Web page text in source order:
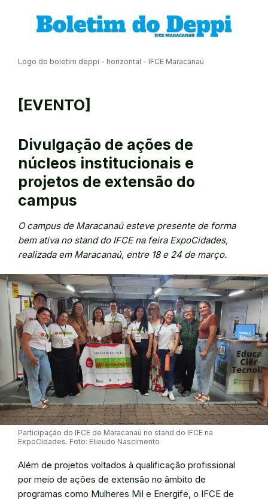
Logo do boletim deppi - horizontal - IFCE Maracanaú
[EVENTO]
Divulgação de ações de
núcleos institucionais e
projetos de extensão do
campus
O campus de Maracanaú esteve presente de forma
bem ativa no stand do IFCE na feira ExpoCidades,
realizada em Maracanaú, entre 18 e 24 de março.
Participação do IFCE de Maracanaú no stand do IFCE na
ExpoCidades. Foto: Elieudo Nascimento
Além de projetos voltados à qualificação profissional
por meio de ações de extensão no âmbito de
programas como Mulheres Mil e Energife, o IFCE de